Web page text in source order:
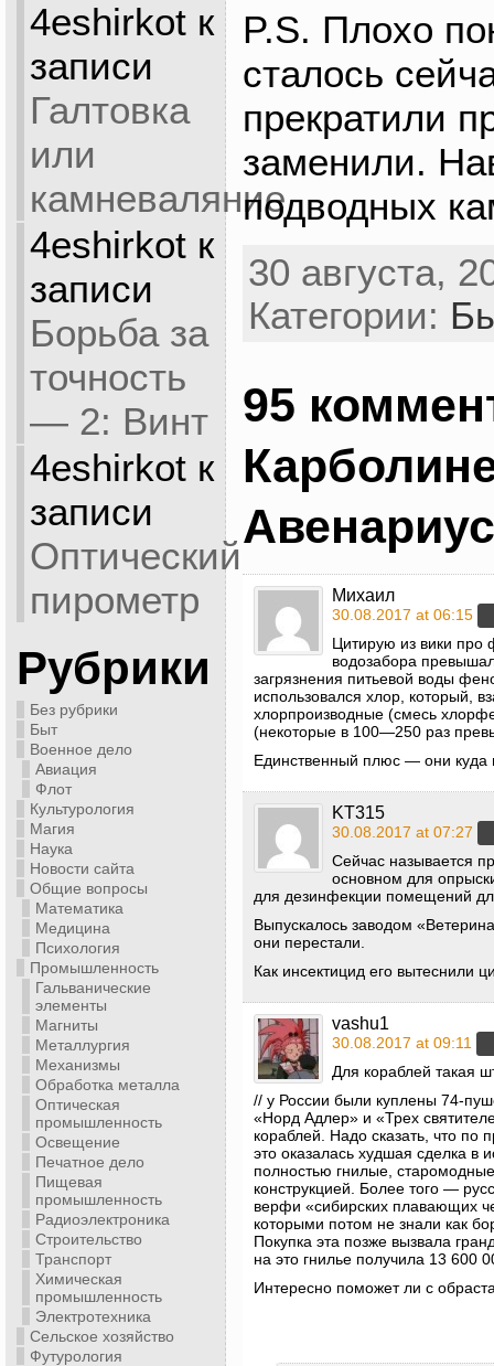
4eshirkotк
записи
Галтовка
или
камневаляние
4eshirkotк
записи
Борьба за
точность
— 2: Винт
4eshirkotк
записи
Оптический
пирометр
Рубрики
Без рубрики
Быт
Военное дело
Авиация
Флот
Культурология
Магия
Наука
Новости сайта
Общие вопросы
Математика
Медицина
Психология
Промышленность
Гальванические
элементы
Магниты
Металлургия
Механизмы
Обработка металла
Оптическая
промышленность
Освещение
Печатное дело
Пищевая
промышленность
Радиоэлектроника
Строительство
Транспорт
Химическая
промышленность
Электротехника
Сельское хозяйство
Футурология
P.S. Плохо
сталось
прекратили
заменили.
подводных
30 августа,
Категории:
95
Михаил
30.08.2017 at 06:15
Цитирую из вики про
водозабора
загрязнения питьевой воды
использовался хлор, который,
хлорпроизводные (смесь
(некоторые в 100—250 раз
Единственный плюс — они куда
KT315
30.08.2017 at 07:27
Сейчас называется
основном для
для дезинфекции помещений
Выпускалось заводом
они перестали.
Как инсектицид его вытеснили
vashu1
30.08.2017 at 09:11
Для кораблей такая
// у России были куплены 74-
«Норд Адлер» и «Трех
кораблей. Надо сказать, что по
это оказалась худшая сделка в
полностью гнилые,
конструкцией. Более того —
верфи «сибирских плавающих
которыми потом не знали как
Покупка эта позже вызвала
на это гнилье получила 13 600
Интересно поможет ли с